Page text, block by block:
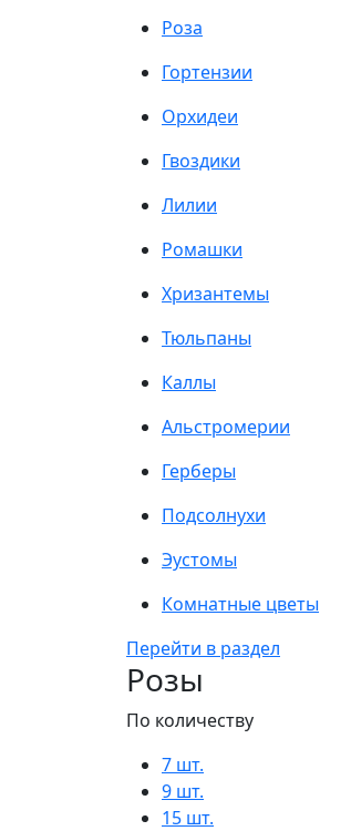
Роза
Гортензии
Орхидеи
Гвоздики
Лилии
Ромашки
Хризантемы
Тюльпаны
Каллы
Альстромерии
Герберы
Подсолнухи
Эустомы
Комнатные цветы
Перейти в раздел
Розы
По количеству
7 шт.
9 шт.
15 шт.